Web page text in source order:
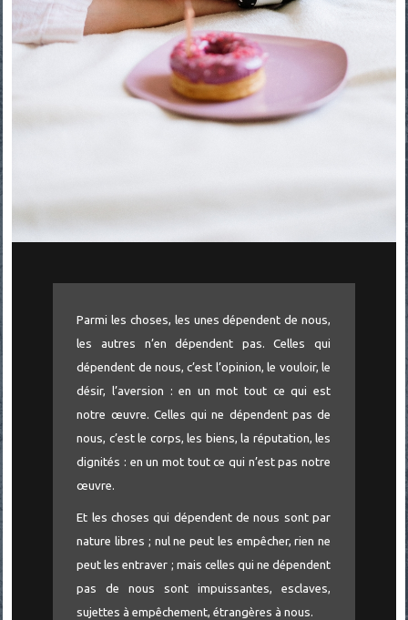
Parmi les choses, les unes dépendent de nous,
les autres n’en dépendent pas. Celles qui
dépendent de nous, c’est l’opinion, le vouloir, le
désir, l’aversion : en un mot tout ce qui est
notre œuvre. Celles qui ne dépendent pas de
nous, c’est le corps, les biens, la réputation, les
dignités : en un mot tout ce qui n’est pas notre
œuvre.
Et les choses qui dépendent de nous sont par
nature libres ; nul ne peut les empêcher, rien ne
peut les entraver ; mais celles qui ne dépendent
pas de nous sont impuissantes, esclaves,
sujettes à empêchement, étrangères à nous.